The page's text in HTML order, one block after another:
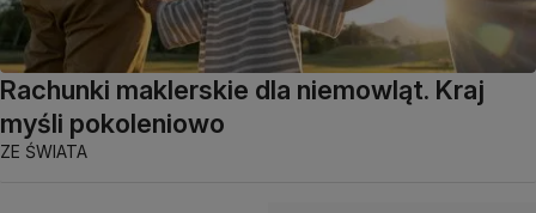
Rachunki maklerskie dla niemowląt. Kraj
myśli pokoleniowo
ZE ŚWIATA